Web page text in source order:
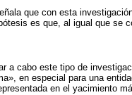
que con esta
es que, al igual que
a cabo este tipo de
en especial para una
en el yacimiento